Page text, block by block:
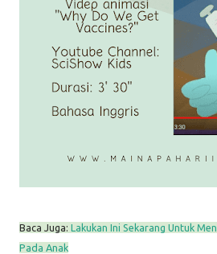
Baca Juga: Lakukan Ini Sekarang Untuk
Pada Anak